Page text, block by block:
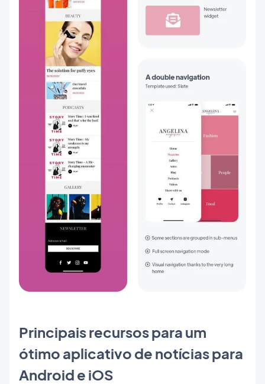
Principais recursos para um
ótimo aplicativo de notícias para
Android e iOS